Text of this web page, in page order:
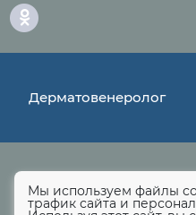
Дерматовенеролог
Мы используем файлы
трафик сайта и